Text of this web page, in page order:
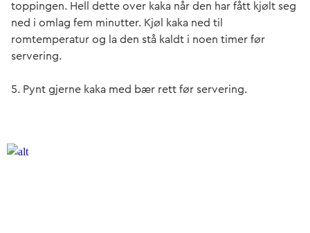
toppingen. Hell dette over kaka når den har fått kjølt seg
ned i omlag fem minutter. Kjøl kaka ned til
romtemperatur og la den stå kaldt i noen timer før
servering.
5. Pynt gjerne kaka med bær rett før servering.